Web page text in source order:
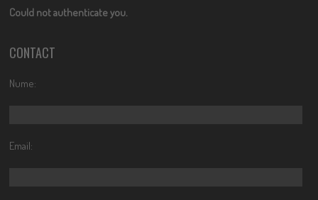
Could not authenticate you.
CONTACT
Nume:
Email: